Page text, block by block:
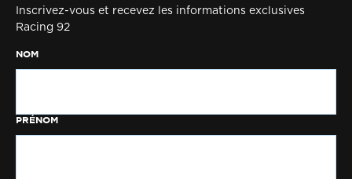
Inscrivez-vous et recevez les informations exclusives
Racing 92
NOM
PRÉNOM